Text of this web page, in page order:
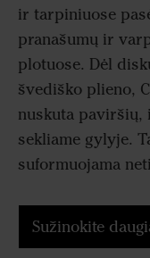
ir tarpiniuose
pranašumų ir
plotuose. Dėl
švediško plieno,
nuskuta paviršių,
sekliame gylyje.
suformuojama
Sužinokite